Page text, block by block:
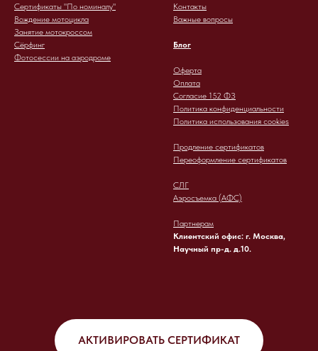
Сертификаты "По номиналу"
Вождение мотоцикла
Занятие мотокроссом
Сёрфинг
Фотосессии на аэродроме
Контакты
Важные вопросы
Блог
Оферта
Оплата
Согласие 152 ФЗ
Политика конфиденциальности
Политика использования cookies
Продление сертификатов
Переоформление сертификатов
СЛГ
Аэросъемка (АФС)
Партнерам
Клиентский офис: г. Москва,
Научный пр-д. д.10.
АКТИВИРОВАТЬ СЕРТИФИКАТ